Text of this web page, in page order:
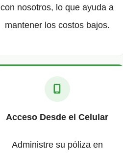
con nosotros, lo que ayuda a
mantener los costos bajos.
Acceso Desde el Celular
Administre su póliza en